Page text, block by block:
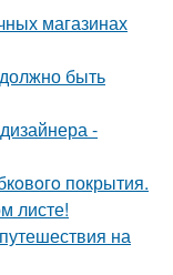
магазинах
быть
-
покрытия.
листе!
на